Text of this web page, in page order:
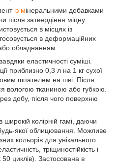
із мінеральними добавками
затвердіння міцну
в місцях із
в деформаційних
обладнанням.
еластичності суміші.
приблизно 0,3 л на 1 кг сухої
шпателем на шві. Після
вологою тканиною або губкою.
добу, після чого поверхню
колірній гамі, даючи
будь-якої облицювання. Можливе
кольорів для унікального
тріщиностійкість і
циклів). Застосована в